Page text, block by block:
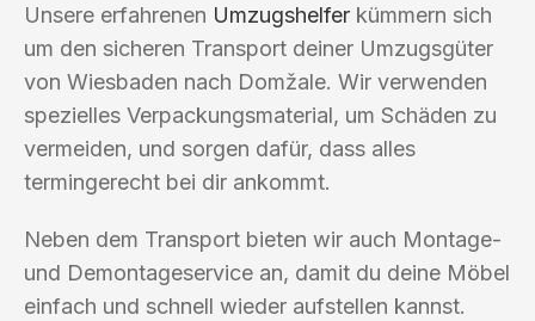
Unsere erfahrenen Umzugshelfer kümmern sich
um den sicheren Transport deiner Umzugsgüter
von Wiesbaden nach Domžale. Wir verwenden
spezielles Verpackungsmaterial, um Schäden zu
vermeiden, und sorgen dafür, dass alles
termingerecht bei dir ankommt.
Neben dem Transport bieten wir auch Montage-
und Demontageservice an, damit du deine Möbel
einfach und schnell wieder aufstellen kannst.